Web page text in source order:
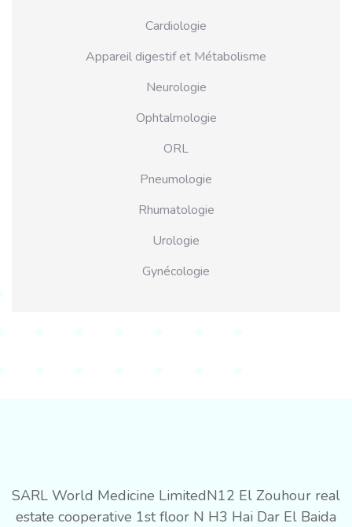
Cardiologie
Appareil digestif et Métabolisme
Neurologie
Ophtalmologie
ORL
Pneumologie
Rhumatologie
Urologie
Gynécologie
SARL World Medicine LimitedN12 El Zouhour real
estate cooperative 1st floor N H3 Hai Dar El Baida